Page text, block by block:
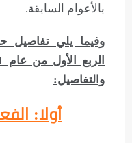
بالأعوام السابقة.
وفيما يلي تفاصيل
الربع الأول من عام
والتفاصيل:
أولا: